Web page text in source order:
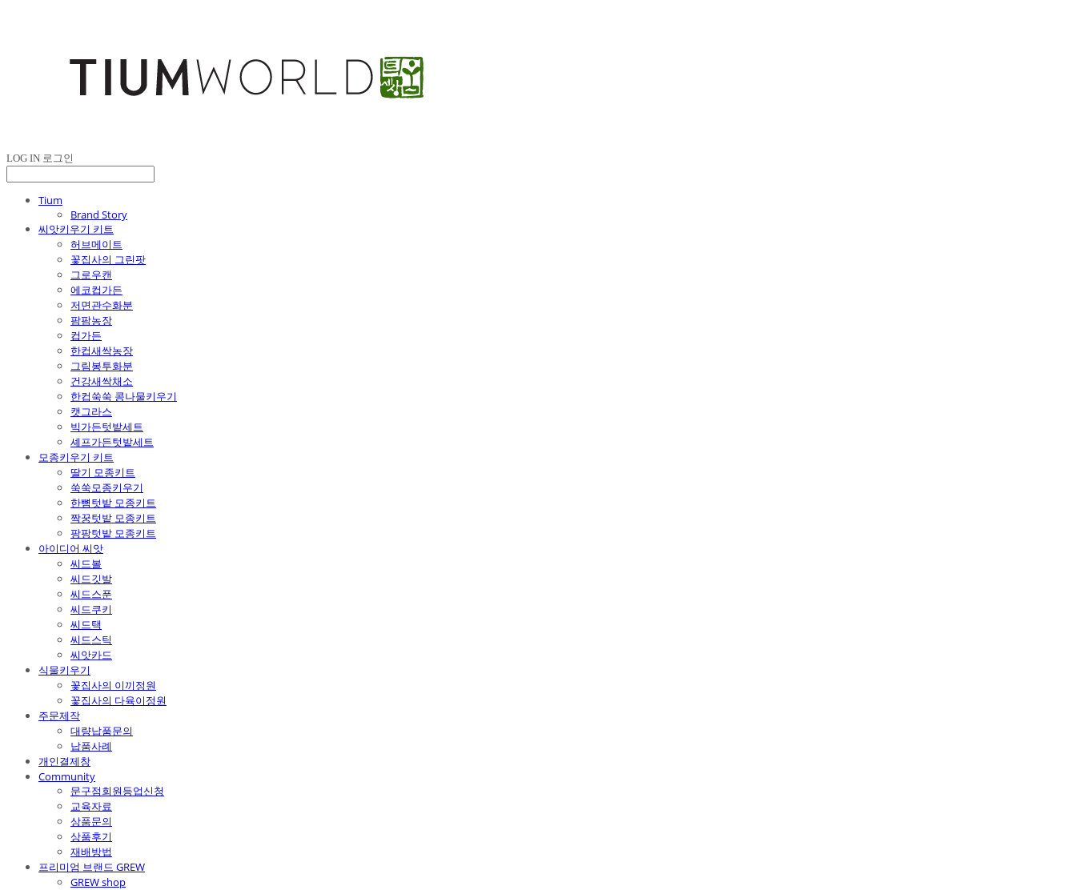
LOG IN 로그인
Tium
Brand Story
씨앗키우기 키트
허브메이트
꽃집사의 그린팟
그로우캔
에코컵가든
저면관수화분
팜팜농장
컵가든
한컵새싹농장
그림봉투화분
건강새싹채소
한컵쑥쑥 콩나물키우기
캣그라스
빅가든텃밭세트
셰프가든텃밭세트
모종키우기 키트
딸기 모종키트
쑥쑥모종키우기
한뼘텃밭 모종키트
짝꿍텃밭 모종키트
팡팡텃밭 모종키트
아이디어 씨앗
씨드볼
씨드깃발
씨드스푼
씨드쿠키
씨드택
씨드스틱
씨앗카드
식물키우기
꽃집사의 이끼정원
꽃집사의 다육이정원
주문제작
대량납품문의
납품사례
개인결제창
Community
문구점회원등업신청
교육자료
상품문의
상품후기
재배방법
프리미엄 브랜드 GREW
GREW shop